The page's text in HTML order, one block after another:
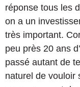
réponse tous les
on a un
très important.
peu près 20 ans
passé autant de
naturel de vouloir